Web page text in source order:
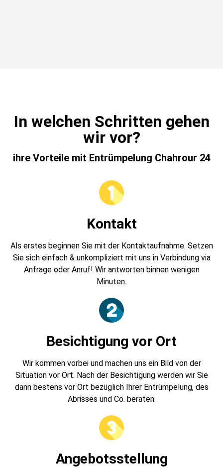
In welchen Schritten gehen
wir vor?
ihre Vorteile mit Entrümpelung Chahrour 24
Kontakt
Als erstes beginnen Sie mit der Kontaktaufnahme. Setzen
Sie sich einfach & unkompliziert mit uns in Verbindung via
Anfrage oder Anruf! Wir antworten binnen wenigen
Minuten.
Besichtigung vor Ort
Wir kommen vorbei und machen uns ein Bild von der
Situation vor Ort. Nach der Besichtigung werden wir Sie
dann bestens vor Ort bezüglich Ihrer Entrümpelung, des
Abrisses und Co. beraten.
Angebotsstellung